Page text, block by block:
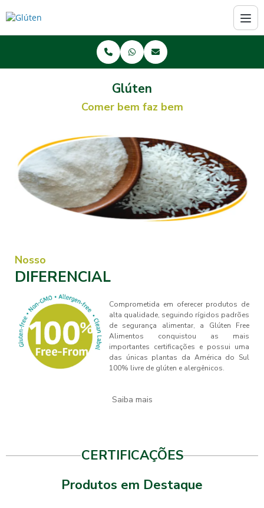
Glúten
Comer bem faz bem
Nosso
DIFERENCIAL
Comprometida em oferecer produtos de
alta qualidade, seguindo rígidos padrões
de segurança alimentar, a Glúten Free
Alimentos conquistou as mais
importantes certificações e possui uma
das únicas plantas da América do Sul
100% livre de glúten e alergênicos.
Saiba mais
CERTIFICAÇÕES
Produtos em Destaque